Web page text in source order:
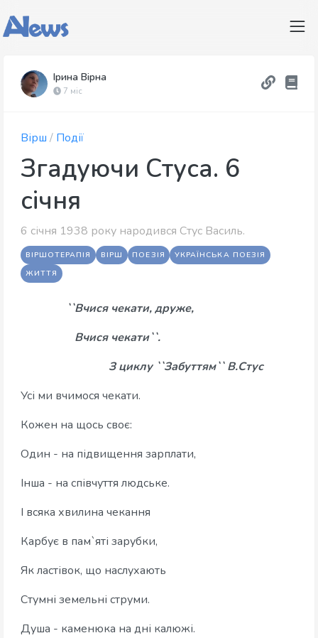
Ірина Вірна
7 міс
Вірш / Події
Згадуючи Стуса. 6
січня
6 січня 1938 року народився Стус Василь.
ВІРШОТЕРАПІЯ ВІРШ ПОЕЗІЯ
УКРАЇНСЬКА ПОЕЗІЯ
ЖИТТЯ
``Вчися чекати, друже,
Вчися чекати``.
З циклу ``Забуттям`` В.Стус
Усі ми вчимося чекати.
Кожен на щось своє:
Один - на підвищення зарплати,
Інша - на співчуття людське.
І всяка хвилина чекання
Карбує в пам`яті зарубки,
Як ластівок, що наслухають
Стумні земельні струми.
Душа - каменюка на дні калюжі.